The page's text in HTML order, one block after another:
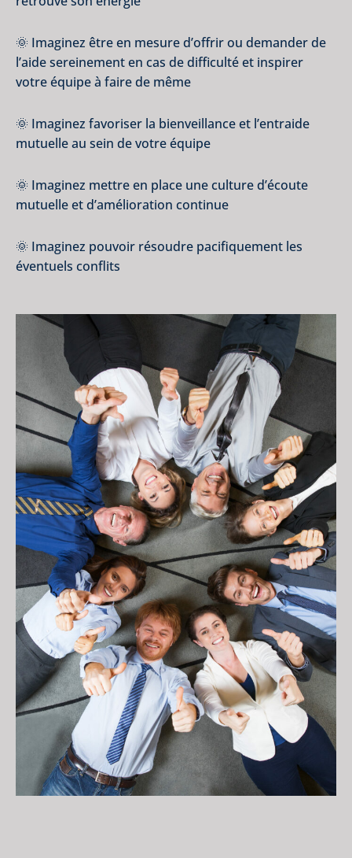
🌞 Imaginez être en mesure d’offrir ou demander de
l’aide sereinement en cas de difficulté et inspirer
votre équipe à faire de même
🌞 Imaginez favoriser la bienveillance et l’entraide
mutuelle au sein de votre équipe
🌞 Imaginez mettre en place une culture d’écoute
mutuelle et d’amélioration continue
🌞 Imaginez pouvoir résoudre pacifiquement les
éventuels conflits